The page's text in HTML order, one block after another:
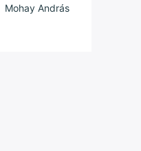
Mohay András